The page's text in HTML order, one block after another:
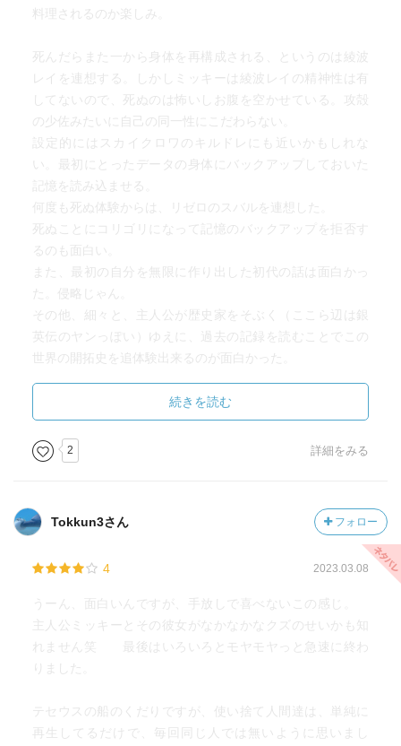
料理されるのか楽しみ。
死んだらまた一から身体を再構成される、というのは綾波
レイを連想する。しかしミッキーは綾波レイの精神性は有
してないので、死ぬのは怖いしお腹を空かせている。攻殻
の少佐みたいに自己の同一性にこだわらない。
設定的にはスカイクロワのキルドレにも近いかもしれな
い。最初にとったデータの身体にバックアップしておいた
記憶を読み込ませる。
何度も死ぬ体験からは、リゼロのスバルを連想した。
死ぬことにコリゴリになって記憶のバックアップを拒否す
るのも面白い。
また、最初の自分を無限に作り出した初代の話は面白かっ
た。侵略じゃん。
その他、細々と、主人公が歴史家をそぶく（ここら辺は銀
英伝のヤンっぽい）ゆえに、過去の記録を読むことでこの
世界の開拓史を追体験出来るのが面白かった。
ロバート・パティンソンは「ハイ・ライズ」ではまさに犯
罪者故に超長距離の片道切符の宇宙船に乗って、そこは地
獄か天国かみたいな宇宙飛行士を演じてたけど、ミッキー7
ムカデも良かった。意思の疎通は取れるけど、交流までは
続きを読む
2 詳細をみる
Tokkun3さん フォロー
4 2023.03.08
うーん、面白いんですが、手放しで喜べないこの感じ。
主人公ミッキーとその彼女がなかなかなクズのせいかも知
れません笑 最後はいろいろとモヤモヤっと急速に終わ
りました。
テセウスの船のくだりですが、使い捨て人間達は、単純に
再生してるだけで、毎回同じ人では無いように思いまし